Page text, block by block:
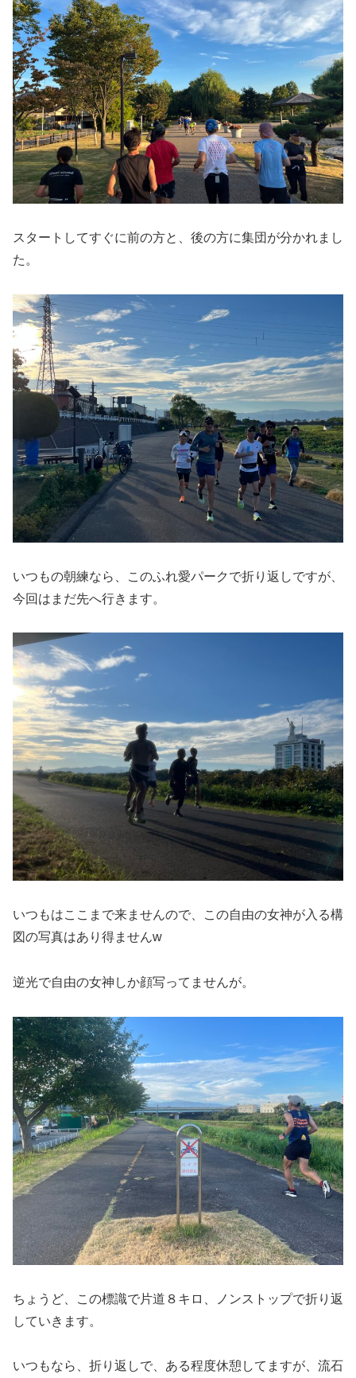
スタートしてすぐに前の方と、後の方に集団が分かれまし
た。
いつもの朝練なら、このふれ愛パークで折り返しですが、
今回はまだ先へ行きます。
いつもはここまで来ませんので、この自由の女神が入る構
図の写真はあり得ませんw
逆光で自由の女神しか顔写ってませんが。
ちょうど、この標識で片道８キロ、ノンストップで折り返
していきます。
いつもなら、折り返しで、ある程度休憩してますが、流石